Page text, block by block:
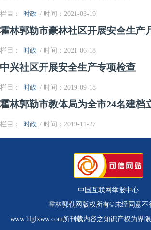
栏目： 时政 / 时间：2021-03-19
霍林郭勒市豪林社区开展安全生产
栏目： 时政 / 时间：2021-06-18
中兴社区开展安全生产专项检查
栏目： 时政 / 时间：2019-09-18
霍林郭勒市教体局为全市24名建档
栏目： 时政 / 时间：2019-11-27
中国互联网举报中心
霍林郭勒网版权所有©未经同意不
www.hlglxww.com所刊载内容之知识产权为界